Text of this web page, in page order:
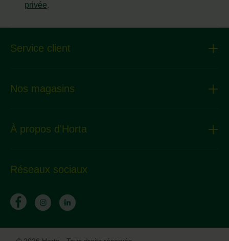
privée.
Service client
Nos magasins
À propos d'Horta
Réseaux sociaux